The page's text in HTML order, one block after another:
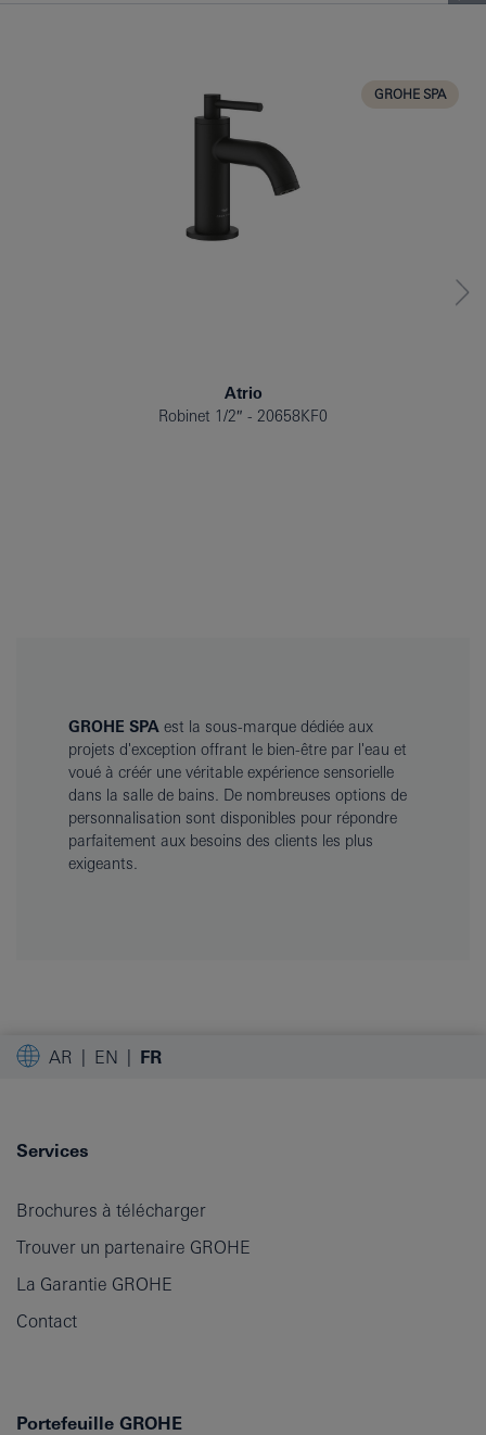
GROHE SPA
Atrio
Robinet 1/2″
20658KF0
GROHE SPA est la sous-marque dédiée aux
projets d'exception offrant le bien-être par l'eau et
voué à créér une véritable expérience sensorielle
dans la salle de bains. De nombreuses options de
personnalisation sont disponibles pour répondre
parfaitement aux besoins des clients les plus
exigeants.
AR EN FR
Services
Brochures à télécharger
Trouver un partenaire GROHE
La Garantie GROHE
Contact
Portefeuille GROHE